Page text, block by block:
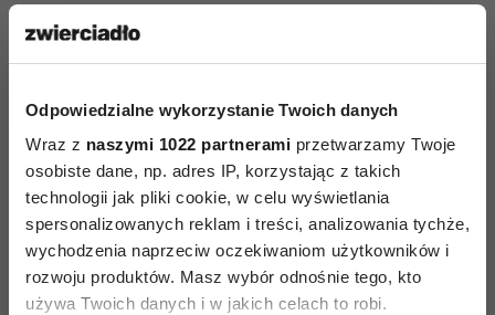
Odpowiedzialne wykorzystanie Twoich danych
Wraz z naszymi 1022 partnerami przetwarzamy Twoje
osobiste dane, np. adres IP, korzystając z takich
technologii jak pliki cookie, w celu wyświetlania
spersonalizowanych reklam i treści, analizowania tychże,
wychodzenia naprzeciw oczekiwaniom użytkowników i
rozwoju produktów. Masz wybór odnośnie tego, kto
używa Twoich danych i w jakich celach to robi.
Ćwiczenia są analogiczne, przy czym w pozycji
określenie narządów kobiecych), przez sam
środek warg sromowych, prowadząc dalej ruch aż
do czakry serca (mostek).
3.Shakti kładzie się na brzuchu w mocnym
rozkroku, zaś Shiva siada w kucki u jej
pośladków, kładąc jej uda na swoich. Partner